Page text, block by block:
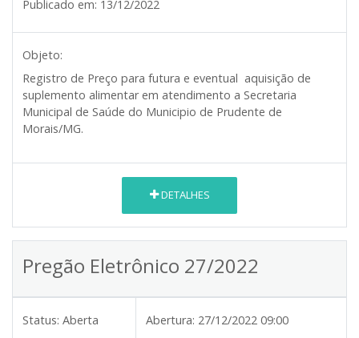
Publicado em: 13/12/2022
Objeto:
Registro de Preço para futura e eventual aquisição de
suplemento alimentar em atendimento a Secretaria
Municipal de Saúde do Municipio de Prudente de
Morais/MG.
DETALHES
Pregão Eletrônico 27/2022
Status: Aberta Abertura: 27/12/2022 09:00